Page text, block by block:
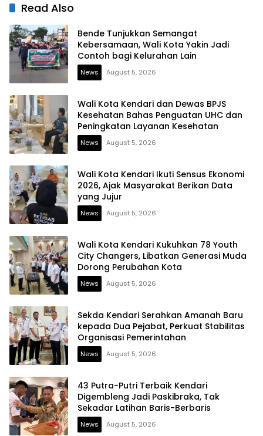
Read Also
Bende Tunjukkan Semangat
Kebersamaan, Wali Kota Yakin Jadi
Contoh bagi Kelurahan Lain
News August 5, 2026
Wali Kota Kendari dan Dewas BPJS
Kesehatan Bahas Penguatan UHC dan
Peningkatan Layanan Kesehatan
News August 5, 2026
Wali Kota Kendari Ikuti Sensus Ekonomi
2026, Ajak Masyarakat Berikan Data
yang Jujur
News August 5, 2026
Wali Kota Kendari Kukuhkan 78 Youth
City Changers, Libatkan Generasi Muda
Dorong Perubahan Kota
News August 5, 2026
Sekda Kendari Serahkan Amanah Baru
kepada Dua Pejabat, Perkuat Stabilitas
Organisasi Pemerintahan
News August 5, 2026
43 Putra-Putri Terbaik Kendari
Digembleng Jadi Paskibraka, Tak
Sekadar Latihan Baris-Berbaris
News August 5, 2026